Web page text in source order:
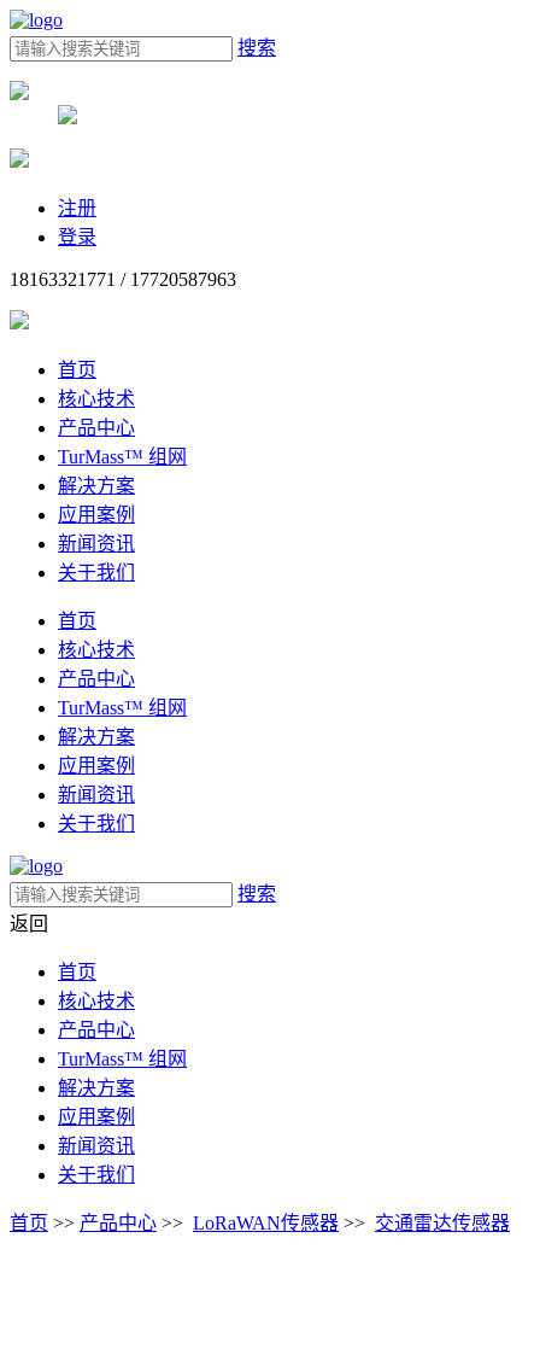
搜索
注册
登录
18163321771 / 17720587963
首页
核心技术
产品中心
TurMass™ 组网
解决方案
应用案例
新闻资讯
关于我们
首页
核心技术
产品中心
TurMass™ 组网
解决方案
应用案例
新闻资讯
关于我们
搜索
返回
首页
核心技术
产品中心
TurMass™ 组网
解决方案
应用案例
新闻资讯
关于我们
首页 >> 产品中心 >> LoRaWAN传感器 >> 交通雷达传感器